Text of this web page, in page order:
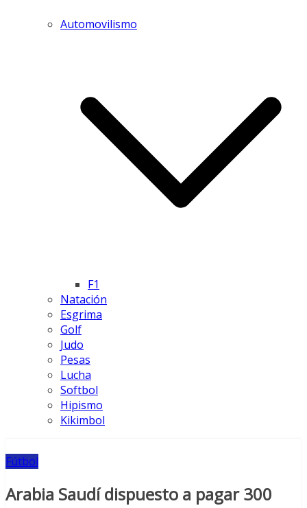
Automovilismo
F1
Natación
Esgrima
Golf
Judo
Pesas
Lucha
Softbol
Hipismo
Kikimbol
Fútbol
Arabia Saudí dispuesto a pagar 300